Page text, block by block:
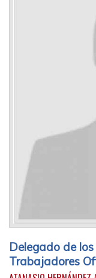
Delegado de
Trabajadores